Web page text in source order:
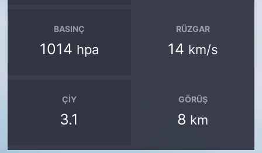
BASINÇ
1014 hpa
RÜZGAR
14 km/s
ÇIY
3.1
GÖRÜŞ
8 km